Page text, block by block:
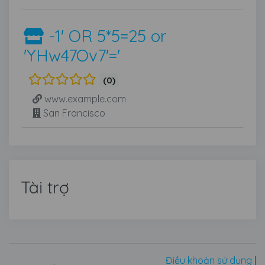
-1' OR 5*5=25 or
'YHw47Ov7'='
(0)
www.example.com
San Francisco
Tài trợ
Điều khoản sử dụng |